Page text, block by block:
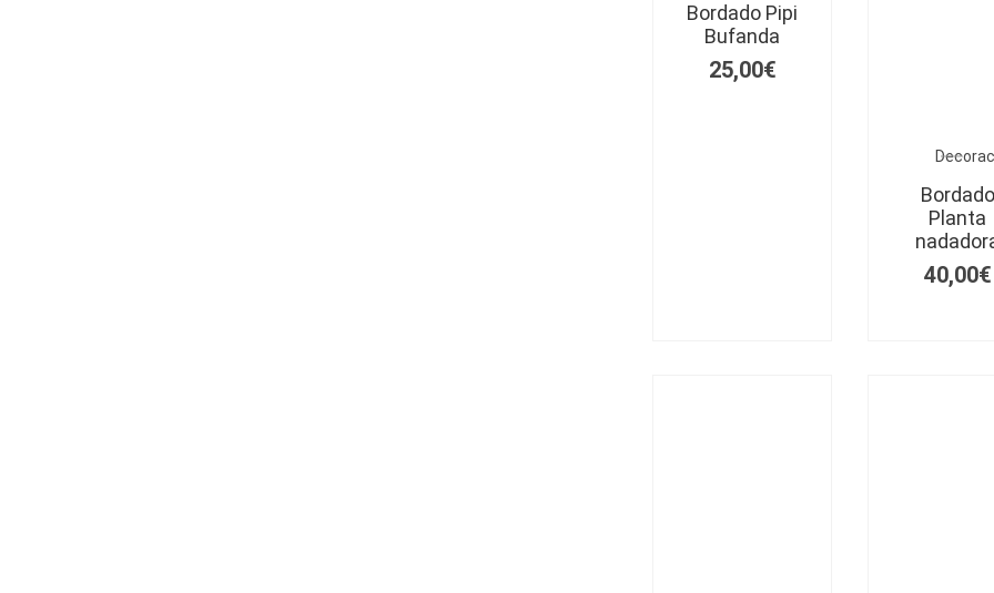
Bordado Pipi
Bufanda
25,00€
Bordado
Planta
40,00€